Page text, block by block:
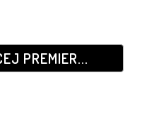
PREMIER...